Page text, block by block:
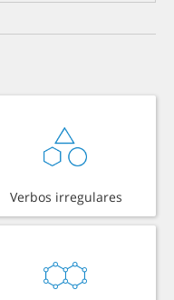
Verbos irregulares